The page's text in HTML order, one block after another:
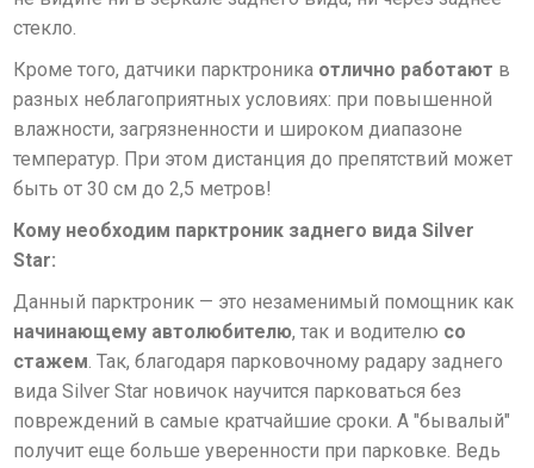
стекло.
Кроме того, датчики парктроника отлично работают в
разных неблагоприятных условиях: при повышенной
влажности, загрязненности и широком диапазоне
температур. При этом дистанция до препятствий может
быть от 30 см до 2,5 метров!
Кому необходим парктроник заднего вида Silver
Star:
Данный парктроник — это незаменимый помощник как
начинающему автолюбителю, так и водителю со
стажем. Так, благодаря парковочному радару заднего
вида Silver Star новичок научится парковаться без
повреждений в самые кратчайшие сроки. А "бывалый"
получит еще больше уверенности при парковке. Ведь